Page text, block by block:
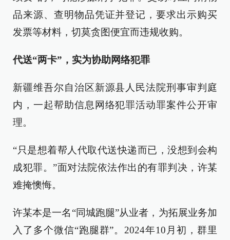
品来源、查明物品凭证并登记，要求出示购买
发票等材料，切莫贪图便宜而违规收购。
代送“两卡”，实为协助网络犯罪
新疆维吾尔自治区新源县人民法院刑事审判庭
内，一起帮助信息网络犯罪活动罪案件公开审
理。
“只是想着帮人代取代送快递而已，没想到会构
成犯罪。”面对法院依法作出的有罪判决，许某
难掩懊悔。
许某本是一名“同城跑腿”从业者，为拓展业务加
入了多个微信“跑腿群”。2024年10月初，群里